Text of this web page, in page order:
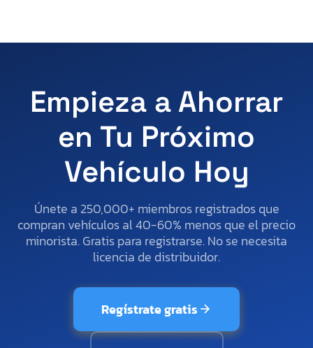
Empieza a Ahorrar
en Tu Próximo
Vehículo Hoy
Únete a 250,000+ miembros registrados que
compran vehículos al 40-60% menos que el precio
minorista. Gratis para registrarse. No se necesita
licencia de distribuidor.
Regístrate gratis